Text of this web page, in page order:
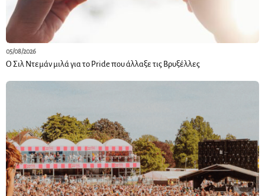
05/08/2026
Ο Σιλ Ντεμάν μιλά για το Pride που άλλαξε τις Βρυξέλλες